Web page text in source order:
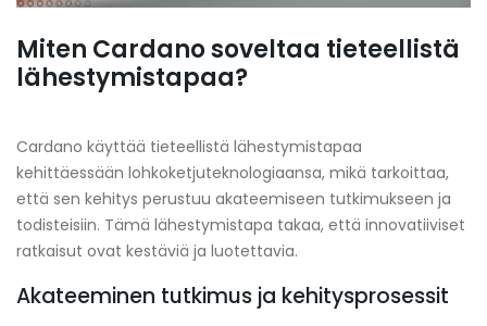
Miten Cardano soveltaa tieteellistä
lähestymistapaa?
Cardano käyttää tieteellistä lähestymistapaa
kehittäessään lohkoketjuteknologiaansa, mikä tarkoittaa,
että sen kehitys perustuu akateemiseen tutkimukseen ja
todisteisiin. Tämä lähestymistapa takaa, että innovatiiviset
ratkaisut ovat kestäviä ja luotettavia.
Akateeminen tutkimus ja kehitysprosessit